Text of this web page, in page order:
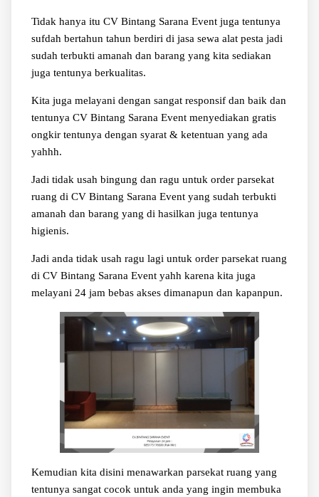
Tidak hanya itu CV Bintang Sarana Event juga tentunya
sufdah bertahun tahun berdiri di jasa sewa alat pesta jadi
sudah terbukti amanah dan barang yang kita sediakan
juga tentunya berkualitas.
Kita juga melayani dengan sangat responsif dan baik dan
tentunya CV Bintang Sarana Event menyediakan gratis
ongkir tentunya dengan syarat & ketentuan yang ada
yahhh.
Jadi tidak usah bingung dan ragu untuk order parsekat
ruang di CV Bintang Sarana Event yang sudah terbukti
amanah dan barang yang di hasilkan juga tentunya
higienis.
Jadi anda tidak usah ragu lagi untuk order parsekat ruang
di CV Bintang Sarana Event yahh karena kita juga
melayani 24 jam bebas akses dimanapun dan kapanpun.
Kemudian kita disini menawarkan parsekat ruang yang
tentunya sangat cocok untuk anda yang ingin membuka